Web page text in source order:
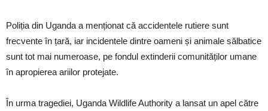
Poliția din Uganda a menționat că accidentele rutiere sunt
frecvente în țară, iar incidentele dintre oameni și animale sălbatice
sunt tot mai numeroase, pe fondul extinderii comunităților umane
în apropierea ariilor protejate.
În urma tragediei, Uganda Wildlife Authority a lansat un apel către